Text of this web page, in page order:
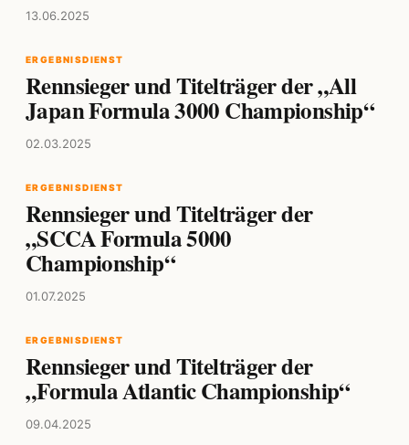
13.06.2025
ERGEBNISDIENST
Rennsieger und Titelträger der „All
Japan Formula 3000 Championship“
02.03.2025
ERGEBNISDIENST
Rennsieger und Titelträger der
„SCCA Formula 5000
Championship“
01.07.2025
ERGEBNISDIENST
Rennsieger und Titelträger der
„Formula Atlantic Championship“
09.04.2025